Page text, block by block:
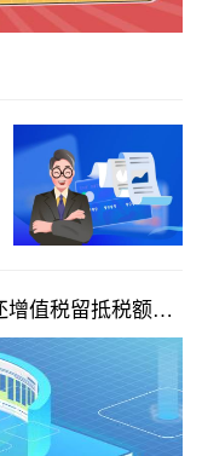
增值税留抵税额